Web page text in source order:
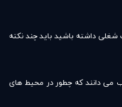
داشته باشید باید چند نکته
می دانند که چطور در محیط های